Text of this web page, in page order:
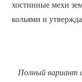
хостинные мехи
кольями и
Полный вариант